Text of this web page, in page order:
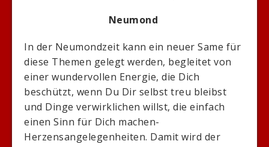
Neumond
In der Neumondzeit kann ein neuer Same für
diese Themen gelegt werden, begleitet von
einer wundervollen Energie, die Dich
beschützt, wenn Du Dir selbst treu bleibst
und Dinge verwirklichen willst, die einfach
einen Sinn für Dich machen-
Herzensangelegenheiten. Damit wird der